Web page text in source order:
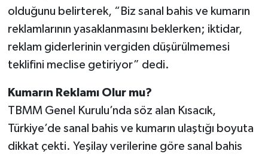
olduğunu belirterek, “Biz sanal bahis ve kumarın
reklamlarının yasaklanmasını beklerken; iktidar,
reklam giderlerinin vergiden düşürülmemesi
teklifini meclise getiriyor” dedi.
Kumarın Reklamı Olur mu?
TBMM Genel Kurulu’nda söz alan Kısacık,
Türkiye’de sanal bahis ve kumarın ulaştığı boyuta
dikkat çekti. Yeşilay verilerine göre sanal bahis